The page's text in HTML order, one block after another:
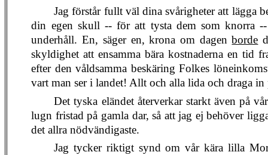
Jag förstår fullt väl dina svårigheter att lägga
din egen skull -- för att tysta dem som knorra
underhåll. En, säger en, krona om dagenborde
skyldighet att ensamma bära kostnaderna en tid
efter den våldsamma beskäring Folkes
vart man ser i landet! Allt och alla lida och draga in
Det tyska eländet återverkar starkt även på
lugn fristad på gamla dar, så att jag ej behöver
det allra nödvändigaste.
Jag tycker riktigt synd om vår kära lilla